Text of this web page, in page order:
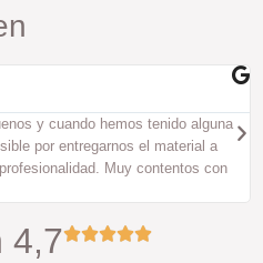
un trabajo impecable y con un
dejado mi coche
4,7